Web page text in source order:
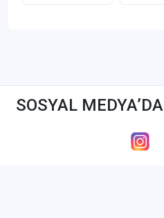
SOSYAL MEDYA’DA